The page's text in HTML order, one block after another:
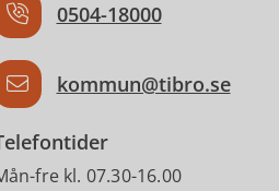
0504-18000
kommun@tibro.se
fre kl. 07.30-16.00